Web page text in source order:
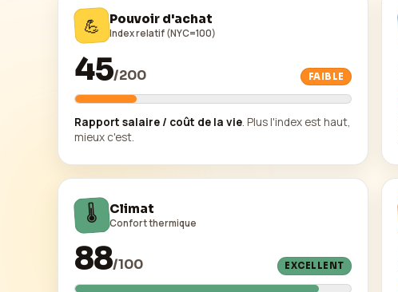
💪 Pouvoir d'achat
Index relatif (NYC=100)
45/200 FAIBLE
Rapport salaire / coût de la vie. Plus l'index est haut,
mieux c'est.
🌡️ Climat
Confort thermique
88/100 EXCELLENT